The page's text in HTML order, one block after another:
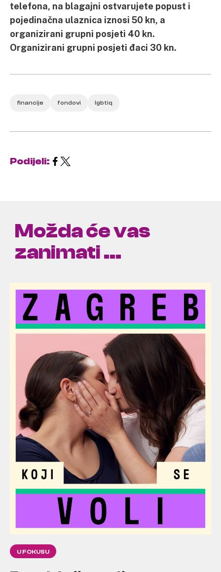
telefona, na blagajni ostvarujete popust i
pojedinačna ulaznica iznosi 50 kn, a
organizirani grupni posjeti 40 kn.
Organizirani grupni posjeti đaci 30 kn.
financije fondovi lgbtiq
Podijeli:
Možda će vas
zanimati ...
U FOKUSU